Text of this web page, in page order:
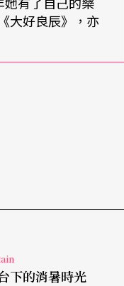
一片漆黑的海洋，
看見水裡的東
「看著炙熱的太陽，
在生活裡親眼目
惜，她喜歡被海包
微小的它們就在四
會來打打招呼、探
，那是第一次跟除
大好良辰》，亦
下的消暑時光